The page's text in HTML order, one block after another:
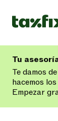
Tu
Te damos
hacemos
Empezar